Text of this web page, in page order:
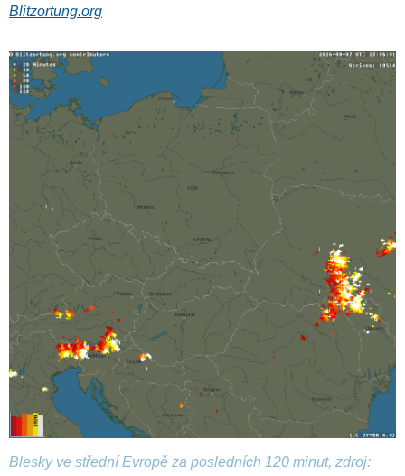
Blitzortung.org
Blesky ve střední Evropě za posledních 120 minut, zdroj: